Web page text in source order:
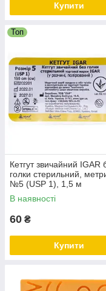
Купити
Топ
Кетгут звичайний IGAR
голки стерильний,
№5 (USP 1), 1,5 м
В наявності
60 ₴
Купити